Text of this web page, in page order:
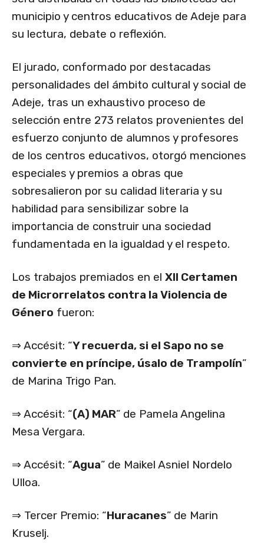
municipio y centros educativos de Adeje para
su lectura, debate o reflexión.
El jurado, conformado por destacadas
personalidades del ámbito cultural y social de
Adeje, tras un exhaustivo proceso de
selección entre 273 relatos provenientes del
esfuerzo conjunto de alumnos y profesores
de los centros educativos, otorgó menciones
especiales y premios a obras que
sobresalieron por su calidad literaria y su
habilidad para sensibilizar sobre la
importancia de construir una sociedad
fundamentada en la igualdad y el respeto.
Los trabajos premiados en el XII Certamen
de Microrrelatos contra la Violencia de
Género fueron:
⇒ Accésit: “Y recuerda, si el Sapo no se
convierte en príncipe, úsalo de Trampolín”
de Marina Trigo Pan.
⇒ Accésit: “(A) MAR” de Pamela Angelina
Mesa Vergara.
⇒ Accésit: “Agua” de Maikel Asniel Nordelo
Ulloa.
⇒ Tercer Premio: “Huracanes” de Marin
Kruselj.